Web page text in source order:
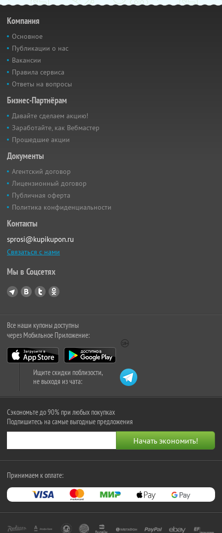
Компания
Основное
Публикации о нас
Вакансии
Правила сервиса
Ответы на вопросы
Бизнес-Партнёрам
Давайте сделаем акцию!
Заработайте, как Вебмастер
Прошедшие акции
Документы
Агентский договор
Лицензионный договор
Публичная оферта
Политика конфиденциальности
Контакты
sprosi@kupikupon.ru
Связаться с нами
Мы в Соцсетях
Все наши купоны доступны
через Мобильное Приложение:
Ищите скидки поблизости,
не выходя из чата:
Сэкономьте до 90% при любых покупках
Подпишитесь на самые выгодные предложения
Принимаем к оплате: